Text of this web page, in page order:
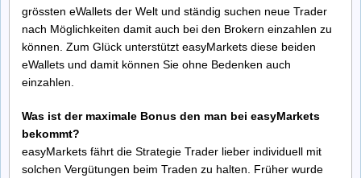
grössten eWallets der Welt und ständig suchen neue Trader
nach Möglichkeiten damit auch bei den Brokern einzahlen zu
können. Zum Glück unterstützt easyMarkets diese beiden
eWallets und damit können Sie ohne Bedenken auch
einzahlen.
Was ist der maximale Bonus den man bei easyMarkets
bekommt?
easyMarkets fährt die Strategie Trader lieber individuell mit
solchen Vergütungen beim Traden zu halten. Früher wurde